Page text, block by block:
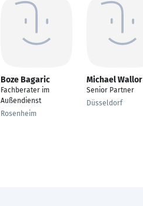
Boze Bagaric
Fachberater im
Außendienst
Rosenheim
Michael Wallor
Senior Partner
Düsseldorf